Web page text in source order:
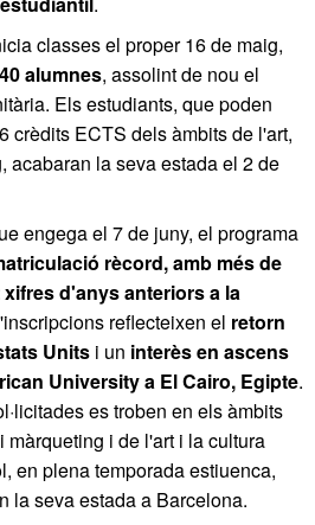
classes el proper 16 de maig,
40 alumnes, assolint de nou el
Els estudiants, que poden
crèdits ECTS dels àmbits de l'art,
acabaran la seva estada el 2 de
engega el 7 de juny, el programa
rècord, amb més de
d'anys anteriors a la
reflecteixen el retorn
Units i un interès en ascens
University a El Cairo, Egipte.
es troben en els àmbits
i de l'art i la cultura
en plena temporada estiuenca,
la seva estada a Barcelona.